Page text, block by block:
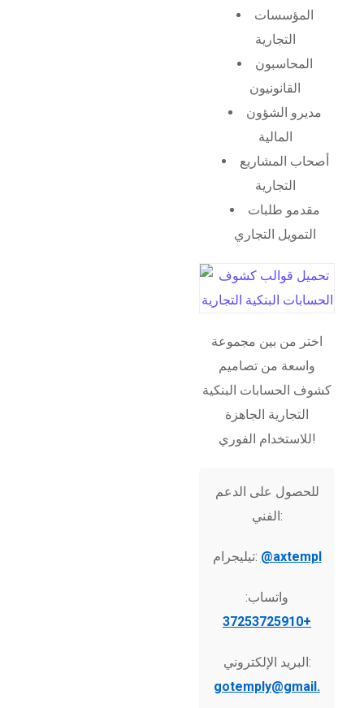
المؤسسات
التجارية
المحاسبون
القانونيون
مديرو الشؤون
المالية
أصحاب المشاريع
التجارية
مقدمو طلبات
التمويل التجاري
اختر من بين مجموعة
واسعة من تصاميم
كشوف الحسابات البنكية
التجارية الجاهزة
للاستخدام الفوري!
للحصول على الدعم
الفني:
تيليجرام: @axtempl
واتساب:
+37253725910
البريد الإلكتروني:
gotemply@gmail.